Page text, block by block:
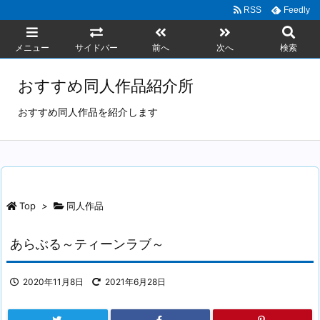
メニュー サイドバー 前へ 次へ 検索
RSS Feedly
おすすめ同人作品紹介所
おすすめ同人作品を紹介します
Top > 同人作品
あらぶる～ティーンラブ～
2020年11月8日 2021年6月28日